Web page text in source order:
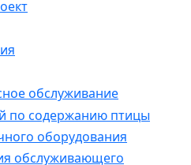
обслуживание
по содержанию птицы
оборудования
обслуживающего